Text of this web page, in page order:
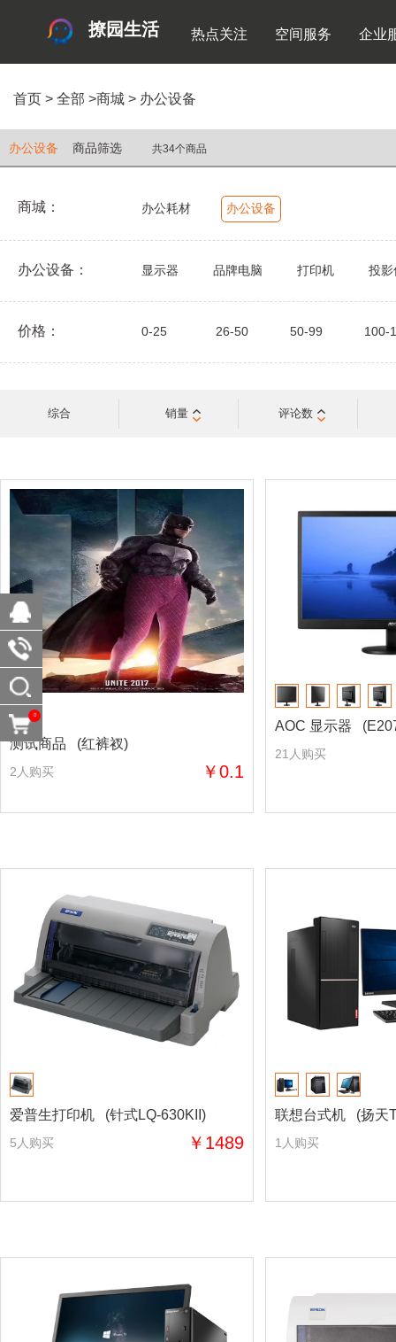
撩园生活 热点关注 空间服务 企业
首页 > 全部 >商城 > 办公设备
办公设备 商品筛选 共34个商品
商城： 办公耗材 办公设备
办公设备： 显示器 品牌电脑 打印机 投影
价格： 0-25 26-50 50-99 100-
综合 销量 评论数
测试商品 (红裤衩)
2人购买 ￥0.1
AOC 显示器
21人购买
爱普生打印机 (针式LQ-630KII)
5人购买 ￥1489
联想台式机 (扬天
1人购买
0